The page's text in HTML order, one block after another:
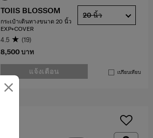
×
8,500 บาท
แจ้งเตือน เปรียบเทียบ
TOIIS BLOSSOM
กระเป๋าเดินทางขนาด 20 นิ้ว
EXP+COVER
4.5 (19)
20 นิ้ว